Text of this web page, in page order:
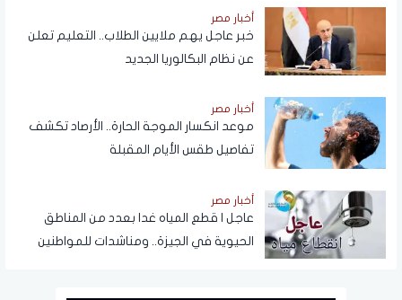
أخبار مصر
خبر عاجل يهم ملايين الطلاب.. التعليم تعلن
عن نظام البكالوريا الجديد
أخبار مصر
موعد انكسار الموجة الحارة.. الأرصاد تكشف
تفاصيل طقس الأيام المقبلة
أخبار مصر
عاجل | قطع المياه غدا بعدد من المناطق
الحيوية في الجيزة.. ومناشدات للمواطنين